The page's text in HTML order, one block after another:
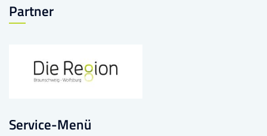
Partner
Service-Menü